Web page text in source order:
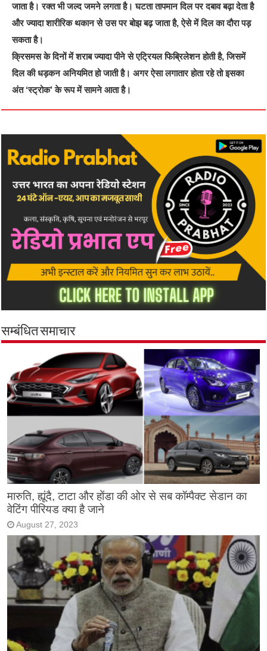
जाता है। रक्त भी जल्द जमने लगता है। घटता तापमान दिल पर दबाव बढ़ा देता है
और ज्यादा शारीरिक थकान से उस पर बोझ बढ़ जाता है, ऐसे में दिल का दौरा पड़
सकता है।
क्रिसमस के दिनों में शराब ज्यादा पीने से एट्रियल फिब्रिलेशन होती है, जिसमें
दिल की धड़कन अनियमित हो जाती है। अगर ऐसा लगातार होता रहे तो इसका
अंत ‘स्ट्रोक’ के रूप में सामने आता है।
सम्बंधित समाचार
मारुति, ह्यूंदै, टाटा और होंडा की ओर से सब कॉम्पैक्ट सेडान का
वेटिंग पीरियड क्या है जाने
August 27, 2023